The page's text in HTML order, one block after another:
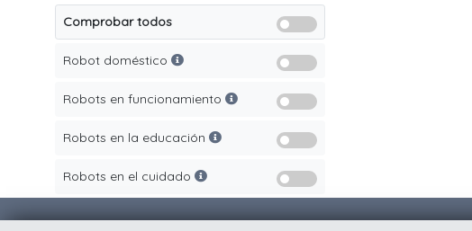
Comprobar todos
Robot doméstico
Robots en funcionamiento
Robots en la educación
Robots en el cuidado